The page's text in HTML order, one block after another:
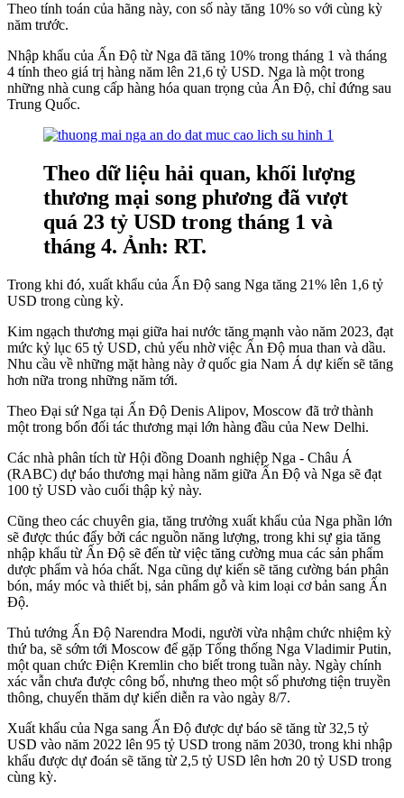
Theo tính toán của hãng này, con số này tăng 10% so với cùng kỳ
năm trước.
Nhập khẩu của Ấn Độ từ Nga đã tăng 10% trong tháng 1 và tháng
4 tính theo giá trị hàng năm lên 21,6 tỷ USD. Nga là một trong
những nhà cung cấp hàng hóa quan trọng của Ấn Độ, chỉ đứng sau
Trung Quốc.
Theo dữ liệu hải quan, khối lượng
thương mại song phương đã vượt
quá 23 tỷ USD trong tháng 1 và
tháng 4. Ảnh: RT.
Trong khi đó, xuất khẩu của Ấn Độ sang Nga tăng 21% lên 1,6 tỷ
USD trong cùng kỳ.
Kim ngạch thương mại giữa hai nước tăng mạnh vào năm 2023, đạt
mức kỷ lục 65 tỷ USD, chủ yếu nhờ việc Ấn Độ mua than và dầu.
Nhu cầu về những mặt hàng này ở quốc gia Nam Á dự kiến sẽ tăng
hơn nữa trong những năm tới.
Theo Đại sứ Nga tại Ấn Độ Denis Alipov, Moscow đã trở thành
một trong bốn đối tác thương mại lớn hàng đầu của New Delhi.
Các nhà phân tích từ Hội đồng Doanh nghiệp Nga - Châu Á
(RABC) dự báo thương mại hàng năm giữa Ấn Độ và Nga sẽ đạt
100 tỷ USD vào cuối thập kỷ này.
Cũng theo các chuyên gia, tăng trưởng xuất khẩu của Nga phần lớn
sẽ được thúc đẩy bởi các nguồn năng lượng, trong khi sự gia tăng
nhập khẩu từ Ấn Độ sẽ đến từ việc tăng cường mua các sản phẩm
dược phẩm và hóa chất. Nga cũng dự kiến sẽ tăng cường bán phân
bón, máy móc và thiết bị, sản phẩm gỗ và kim loại cơ bản sang Ấn
Độ.
Thủ tướng Ấn Độ Narendra Modi, người vừa nhậm chức nhiệm kỳ
thứ ba, sẽ sớm tới Moscow để gặp Tổng thống Nga Vladimir Putin,
một quan chức Điện Kremlin cho biết trong tuần này. Ngày chính
xác vẫn chưa được công bố, nhưng theo một số phương tiện truyền
thông, chuyến thăm dự kiến diễn ra vào ngày 8/7.
Xuất khẩu của Nga sang Ấn Độ được dự báo sẽ tăng từ 32,5 tỷ
USD vào năm 2022 lên 95 tỷ USD trong năm 2030, trong khi nhập
khẩu được dự đoán sẽ tăng từ 2,5 tỷ USD lên hơn 20 tỷ USD trong
cùng kỳ.